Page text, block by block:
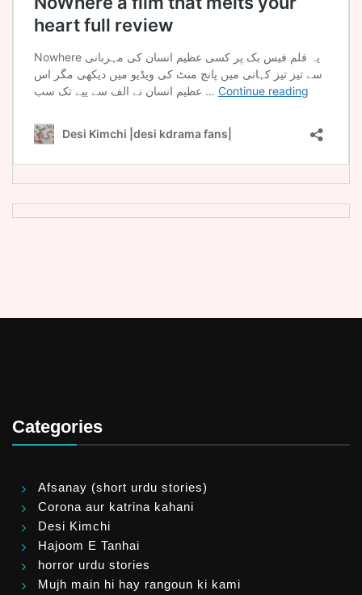
Categories
Afsanay (short urdu stories)
Corona aur katrina kahani
Desi Kimchi
Hajoom E Tanhai
horror urdu stories
Mujh main hi hay rangoun ki kami